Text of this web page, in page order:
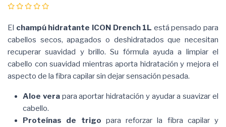
El champú hidratante ICON Drench 1L está pensado para
cabellos secos, apagados o deshidratados que necesitan
recuperar suavidad y brillo. Su fórmula ayuda a limpiar el
cabello con suavidad mientras aporta hidratación y mejora el
aspecto de la fibra capilar sin dejar sensación pesada.
Aloe verapara aportar hidratación y ayudar a suavizar el
cabello.
Proteínas de trigo para reforzar la fibra capilar y